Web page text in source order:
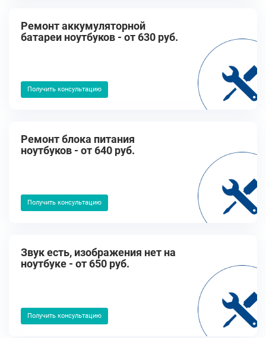
Ремонт аккумуляторной
батареи ноутбуков - от 630 руб.
Получить консультацию
Ремонт блока питания
ноутбуков - от 640 руб.
Получить консультацию
Звук есть, изображения нет на
ноутбуке - от 650 руб.
Получить консультацию